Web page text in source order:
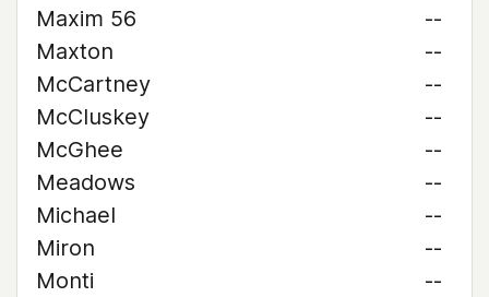
Maxim 56
--
Maxton
--
McCartney
--
McCluskey
--
McGhee
--
Meadows
--
Michael
--
Miron
--
Monti
--